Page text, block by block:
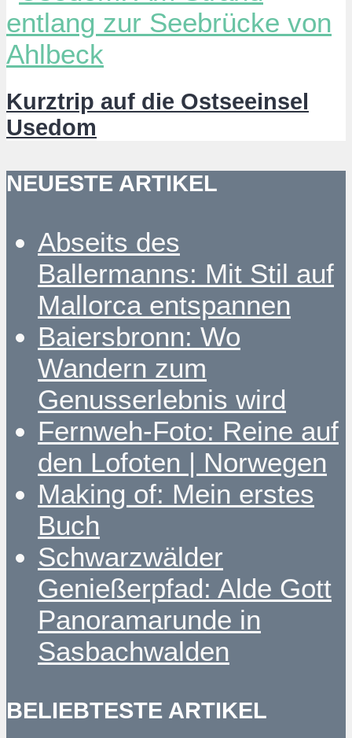
Kurztrip auf die Ostseeinsel
Usedom
NEUESTE ARTIKEL
Abseits des
Ballermanns: Mit Stil auf
Mallorca entspannen
Baiersbronn: Wo
Wandern zum
Genusserlebnis wird
Fernweh-Foto: Reine auf
den Lofoten | Norwegen
Making of: Mein erstes
Buch
Schwarzwälder
Genießerpfad: Alde Gott
Panoramarunde in
Sasbachwalden
BELIEBTESTE ARTIKEL